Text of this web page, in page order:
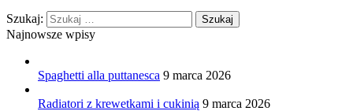
Szukaj:
Najnowsze wpisy
Spaghetti alla puttanesca 9 marca 2026
Radiatori z krewetkami i cukinią 9 marca 2026